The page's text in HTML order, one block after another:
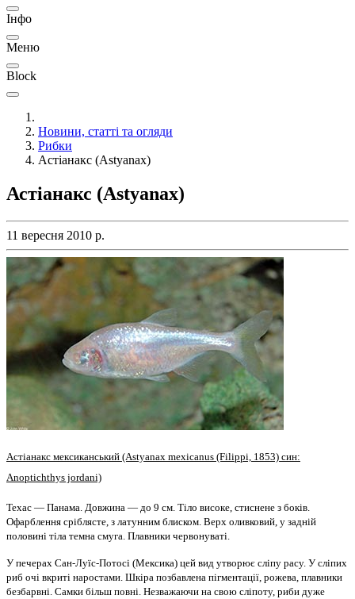
Інфо
Меню
Block
Новини, статті та огляди
Рибки
Астіанакс (Astyanax)
Астіанакс (Astyanax)
11 вересня 2010 р.
Астіанакс мексиканський (Astyanax mexicanus (Filippi, 1853) син:
Anoptichthys jordani)
Техас — Панама. Довжина — до 9 см. Тіло високе, стиснене з боків.
Офарблення сріблясте, з латунним блиском. Верх оливковий, у задній
половині тіла темна смуга. Плавники червонуваті.
У печерах Сан-Луїс-Потосі (Мексика) цей вид утворює сліпу расу. У сліпих
риб очі вкриті наростами. Шкіра позбавлена пігментації, рожева, плавники
безбарвні. Самки більш повні. Незважаючи на свою сліпоту, риби дуже